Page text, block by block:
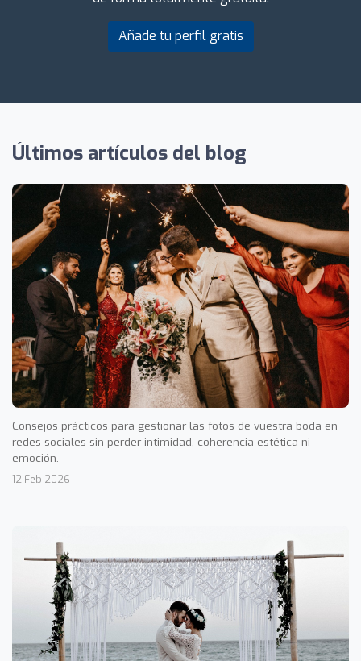
Añade tu perfil gratis
Últimos artículos del blog
Consejos prácticos para gestionar las fotos de vuestra boda en
redes sociales sin perder intimidad, coherencia estética ni
emoción.
12 Feb 2026